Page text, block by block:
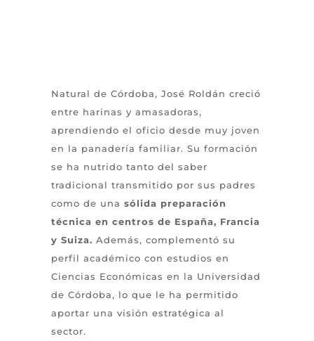
Natural de Córdoba, José Roldán creció
entre harinas y amasadoras,
aprendiendo el oficio desde muy joven
en la panadería familiar. Su formación
se ha nutrido tanto del saber
tradicional transmitido por sus padres
como de unasólida preparación
técnica en centros de España, Francia
y Suiza. Además, complementó su
perfil académico con estudios en
Ciencias Económicas en la Universidad
de Córdoba, lo que le ha permitido
aportar una visión estratégica al
sector.